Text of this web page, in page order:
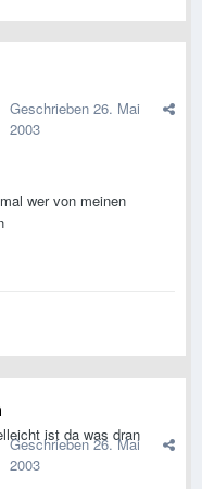
Geschrieben 26. Mai
2003
wer von meinen
ist da was dran
Geschrieben26. Mai
2003